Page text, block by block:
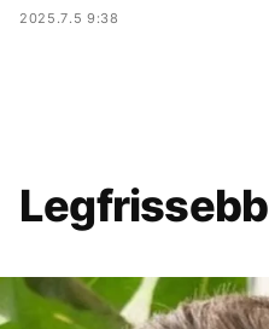
2025.7.5 9:38
Legfrissebb